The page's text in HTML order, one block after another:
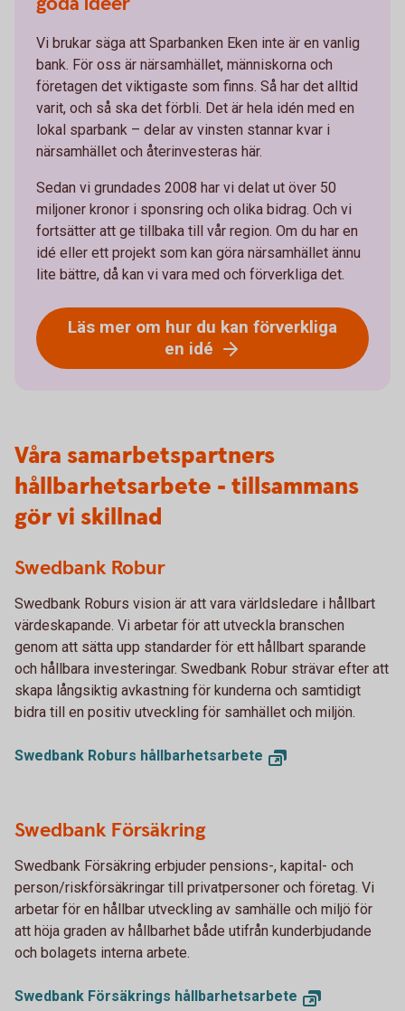
Vi brukar säga att Sparbanken Eken inte är en vanlig
bank. För oss är närsamhället, människorna och
företagen det viktigaste som finns. Så har det alltid
varit, och så ska det förbli. Det är hela idén med en
lokal sparbank – delar av vinsten stannar kvar i
närsamhället och återinvesteras här.
Sedan vi grundades 2008 har vi delat ut över 50
miljoner kronor i sponsring och olika bidrag. Och vi
fortsätter att ge tillbaka till vår region. Om du har en
idé eller ett projekt som kan göra närsamhället ännu
lite bättre, då kan vi vara med och förverkliga det.
Läs mer om hur du kan förverkliga
en idé
Våra samarbetspartners
hållbarhetsarbete - tillsammans
gör vi skillnad
Swedbank Robur
Swedbank Roburs vision är att vara världsledare i hållbart
värdeskapande. Vi arbetar för att utveckla branschen
genom att sätta upp standarder för ett hållbart sparande
och hållbara investeringar. Swedbank Robur strävar efter att
skapa långsiktig avkastning för kunderna och samtidigt
bidra till en positiv utveckling för samhället och miljön.
Swedbank Roburs hållbarhetsarbete
Swedbank Försäkring
Swedbank Försäkring erbjuder pensions-, kapital- och
person/riskförsäkringar till privatpersoner och företag. Vi
arbetar för en hållbar utveckling av samhälle och miljö för
att höja graden av hållbarhet både utifrån kunderbjudande
och bolagets interna arbete.
Swedbank Försäkrings hållbarhetsarbete